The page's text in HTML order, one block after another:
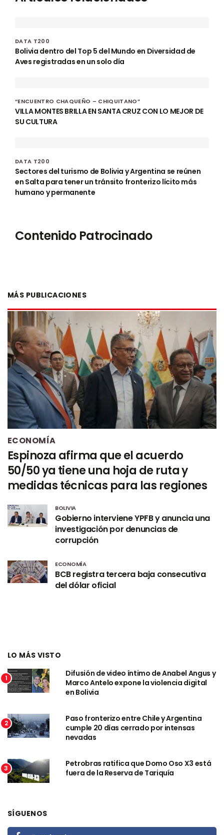
DATA T200
Bolivia dentro del Top 5 del Mundo en Diversidad de
Aves registradas en un solo día
“ENCUENTRO CHAQUEÑO – CHIQUITANO”
VILLA MONTES BRILLA EN SANTA CRUZ CON LO MEJOR DE
SU CULTURA
DATA T200
Sectores del turismo de Bolivia y Argentina se reúnen
en Salta para tener un tránsito fronterizo lícito más
humano y permanente
Contenido Patrocinado
MÁS PUBLICACIONES
ECONOMÍA
Espinoza afirma que el acuerdo
50/50 ya tiene una hoja de ruta y
medidas técnicas para las regiones
BOLIVIA
Gobierno interviene YPFB y anuncia una
investigación por denuncias de
corrupción
ECONOMÍA
BCB registra tercera baja consecutiva
del dólar oficial
LO MÁS VISTO
1
Difusión de video íntimo de Anabel Angus y
Marco Antelo expone la violencia digital
en Bolivia
2
Paso fronterizo entre Chile y Argentina
cumple 20 días cerrado por intensas
nevadas
3
Petrobras ratifica que Domo Oso X3 está
fuera de la Reserva de Tariquía
SÍGUENOS